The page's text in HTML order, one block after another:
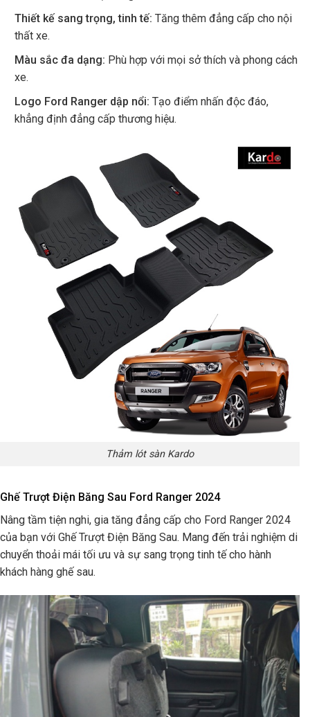
Thiết kế sang trọng, tinh tế: Tăng thêm đẳng cấp cho nội
thất xe.
Màu sắc đa dạng: Phù hợp với mọi sở thích và phong cách
xe.
Logo Ford Ranger dập nổi: Tạo điểm nhấn độc đáo,
khẳng định đẳng cấp thương hiệu.
Thảm lót sàn Kardo
Ghế Trượt Điện Băng Sau Ford Ranger 2024
Nâng tầm tiện nghi, gia tăng đẳng cấp cho Ford Ranger 2024
của bạn với Ghế Trượt Điện Băng Sau. Mang đến trải nghiệm di
chuyển thoải mái tối ưu và sự sang trọng tinh tế cho hành
khách hàng ghế sau.